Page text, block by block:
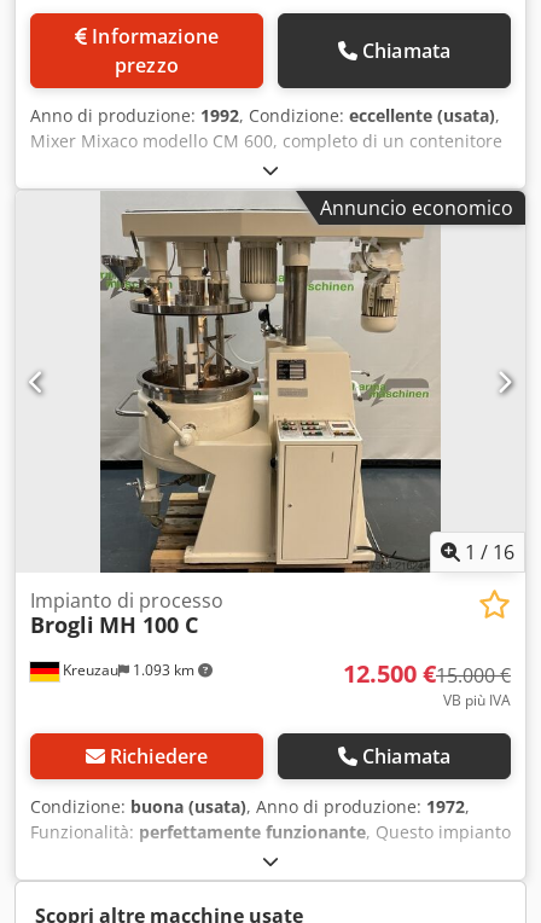
prezzo
Chiamata
Anno di produzione: 1992, Condizione: eccellente (usata),
Mixer Mixaco modello CM 600, completo di un contenitore
e due telai aggiuntivi. Il mixer è stato utilizzato per la
miscelazione di pigmenti, si trova in buone condizioni,
usato ma funzionante ed è pronto per l'uso. Anno di
fabbricazione: 1992. Il mixer può essere visionato presso il
nostro magazzino a Arnsberg, codice postale 59823.
Dodpfx Abjhgixzeieck
Annuncio economico
1 / 16
Kreuzau 1.093 km
Impianto di processo
Brogli MH 100 C
12.500 €15.000 €
VB più IVA
Richiedere Chiamata
Condizione: buona (usata), Anno di produzione: 1972,
Funzionalità: perfettamente funzionante, Questo impianto
di processo è progettato per la produzione di creme,
unguenti, gel, paste, lozioni, masse per supposte ecc. con
un volume utile di 100 litri. Il volume totale con il serbatoio
Scopri altre macchine usate